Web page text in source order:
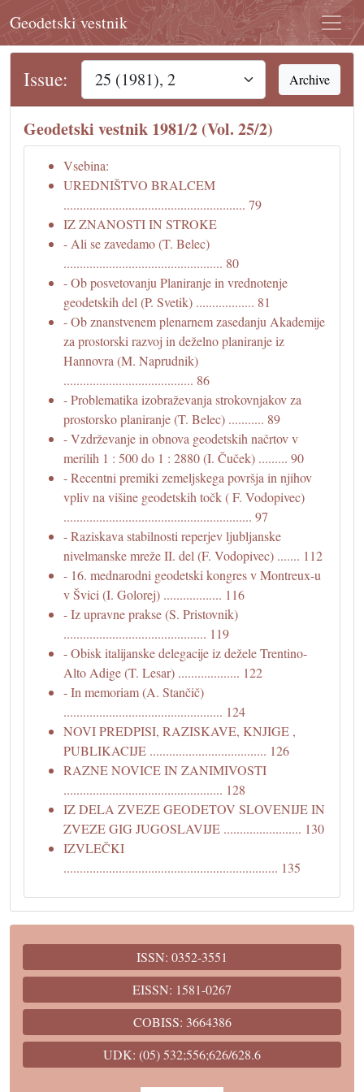
Geodetski vestnik
Issue: Archive
Geodetski vestnik 1981/2 (Vol. 25/2)
Vsebina:
UREDNIŠTVO BRALCEM
........................................................ 79
IZ ZNANOSTI IN STROKE
- Ali se zavedamo (T. Belec)
................................................. 80
- Ob posvetovanju Planiranje in vrednotenje
geodetskih del (P. Svetik) .................. 81
- Ob znanstvenem plenarnem zasedanju Akademije
za prostorski razvoj in deželno planiranje iz
Hannovra (M. Naprudnik)
........................................ 86
- Problematika izobraževanja strokovnjakov za
prostorsko planiranje (T. Belec) ........... 89
- Vzdrževanje in obnova geodetskih načrtov v
merilih 1 : 500 do 1 : 2880 (I. Čuček) ......... 90
- Recentni premiki zemeljskega površja in njihov
vpliv na višine geodetskih točk ( F. Vodopivec)
.......................................................... 97
- Raziskava stabilnosti reperjev ljubljanske
nivelmanske mreže II. del (F. Vodopivec) ....... 112
- 16. mednarodni geodetski kongres v Montreux-u
v Švici (I. Golorej) .................. 116
- Iz upravne prakse (S. Pristovnik)
............................................ 119
- Obisk italijanske delegacije iz dežele Trentino-
Alto Adige (T. Lesar) ................... 122
- In memoriam (A. Stančič)
................................................. 124
NOVI PREDPISI, RAZISKAVE, KNJIGE ,
PUBLIKACIJE .................................... 126
RAZNE NOVICE IN ZANIMIVOSTI
................................................. 128
IZ DELA ZVEZE GEODETOV SLOVENIJE IN
ZVEZE GIG JUGOSLAVIJE ........................ 130
IZVLEČKI
.................................................................. 135
ISSN: 0352-3551
EISSN: 1581-0267
COBISS: 3664386
UDK: (05) 532;556;626/628.6